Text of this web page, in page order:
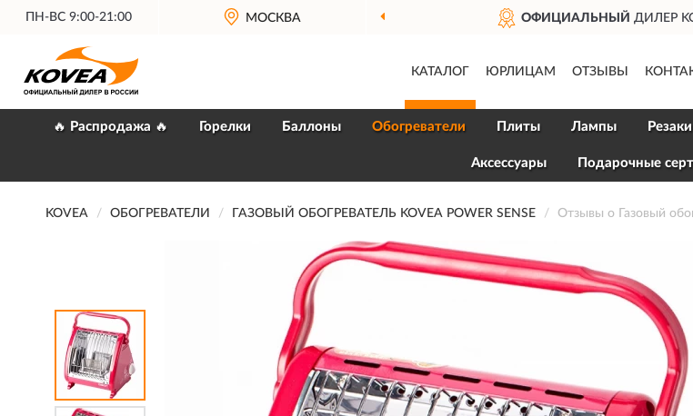
ПН-ВС 9:00-21:00 МОСКВА ОФИЦИАЛЬНЫЙ ДИЛЕР
КАТАЛОГ ЮРЛИЦАМ ОТЗЫВЫ
🔥 Распродажа 🔥 Горелки Баллоны Обогреватели Плиты Лампы Резаки
Аксессуары Подарочные
KOVEA ОБОГРЕВАТЕЛИ ГАЗОВЫЙ ОБОГРЕВАТЕЛЬ KOVEA POWER SENSE Отзывы о Газовый